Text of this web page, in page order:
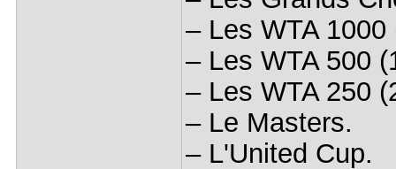
– Les WTA 1000
– Les WTA 500
– Les WTA 250
– Le Masters.
– L'United Cup.